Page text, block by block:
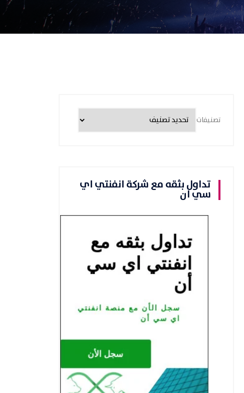
تصنيفات
تداول بثقه مع شركة انفنتي اي
سي ان